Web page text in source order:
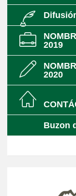
2019
2020
Buzon